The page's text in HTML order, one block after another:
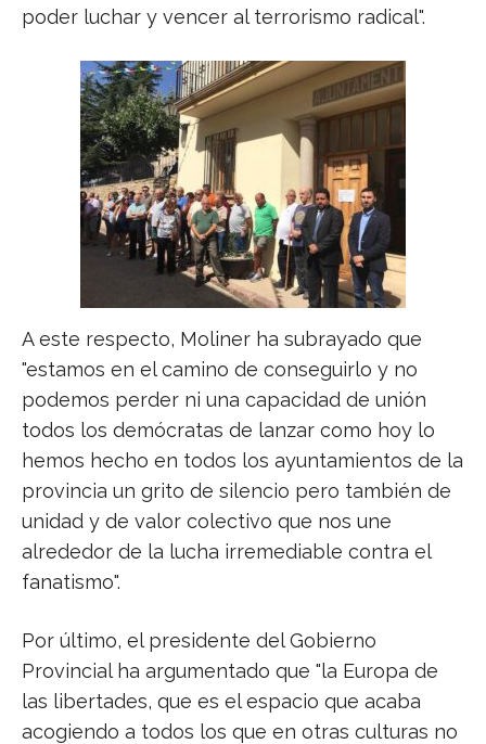
poder luchar y vencer al terrorismo radical".
A este respecto, Moliner ha subrayado que
"estamos en el camino de conseguirlo y no
podemos perder ni una capacidad de unión
todos los demócratas de lanzar como hoy lo
hemos hecho en todos los ayuntamientos de la
provincia un grito de silencio pero también de
unidad y de valor colectivo que nos une
alrededor de la lucha irremediable contra el
fanatismo".
Por último, el presidente del Gobierno
Provincial ha argumentado que "la Europa de
las libertades, que es el espacio que acaba
acogiendo a todos los que en otras culturas no